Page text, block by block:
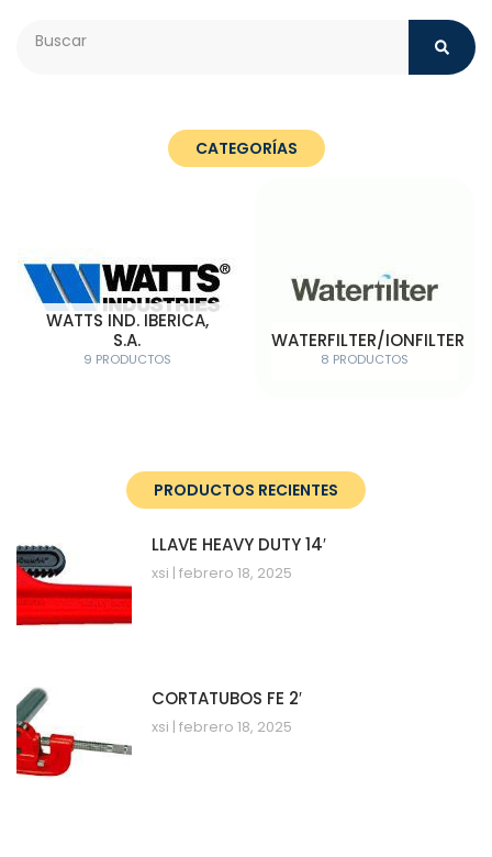
CATEGORÍAS
WATTS IND. IBERICA,
S.A.
9 PRODUCTOS
WATERFILTER/IONFILTER
8 PRODUCTOS
PRODUCTOS RECIENTES
LLAVE HEAVY DUTY 14′
xsi febrero 18, 2025
CORTATUBOS FE 2′
xsi febrero 18, 2025